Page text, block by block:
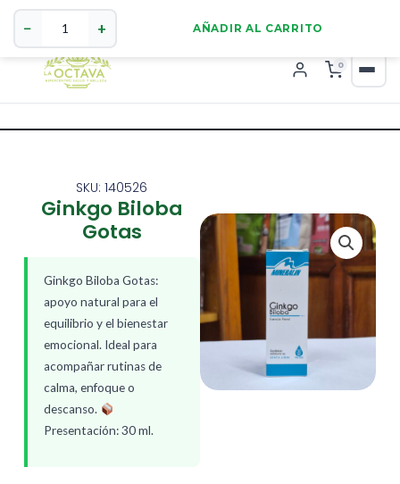
0
SKU: 140526
Ginkgo Biloba
Gotas
Ginkgo Biloba Gotas:
apoyo natural para el
equilibrio y el bienestar
emocional. Ideal para
acompañar rutinas de
calma, enfoque o
descanso.
Presentación: 30 ml.
Ginkgo
Biloba
Gotas
cantidad
− + AÑADIR AL CARRITO